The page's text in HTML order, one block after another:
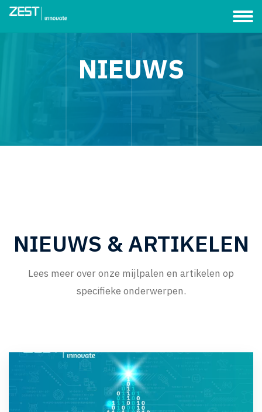
NIEUWS
NIEUWS & ARTIKELEN
Lees meer over onze mijlpalen en artikelen op
specifieke onderwerpen.